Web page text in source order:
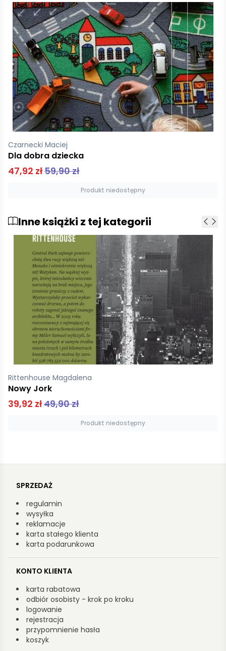
Czarnecki Maciej
Dzieci Norwegii
43,92 zł54,90 zł
Dodaj do koszyka
Inne książki z tej kategorii
Bergman Ronen
Powstań i zabij pierwszy
89,90 zł
Produkt niedostępny
SPRZEDAŻ
regulamin
wysyłka
reklamacje
karta stałego klienta
karta podarunkowa
KONTO KLIENTA
karta rabatowa
odbiór osobisty - krok po kroku
logowanie
rejestracja
przypomnienie hasła
koszyk